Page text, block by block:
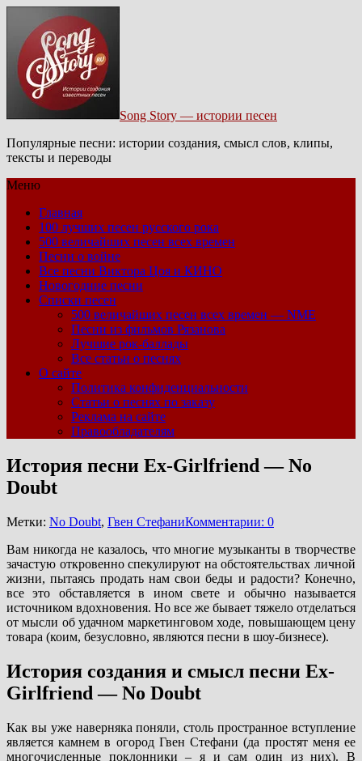
Song Story — истории песен
Популярные песни: истории создания, смысл слов, клипы,
тексты и переводы
Меню
Главная
100 лучших песен русского рока
500 величайших песен всех времен
Песни о войне
Все песни Виктора Цоя и КИНО
Новогодние песни
Списки песен
500 величайших песен всех времен — NME
Песни из фильмов Рязанова
Лучшие рок-баллады
Все статьи о песнях
О сайте
Политика конфиденциальности
Статьи о песнях по заказу
Реклама на сайте
Правообладателям
История песни Ex-Girlfriend — No
Doubt
Метки: No Doubt, Гвен СтефаниКомментарии: 0
Вам никогда не казалось, что многие музыканты в творчестве
зачастую откровенно спекулируют на обстоятельствах личной
жизни, пытаясь продать нам свои беды и радости? Конечно,
все это обставляется в ином свете и обычно называется
источником вдохновения. Но все же бывает тяжело отделаться
от мысли об удачном маркетинговом ходе, повышающем цену
товара (коим, безусловно, являются песни в шоу-бизнесе).
История создания и смысл песни Ex-
Girlfriend — No Doubt
Как вы уже наверняка поняли, столь пространное вступление
является камнем в огород Гвен Стефани (да простят меня ее
многочисленные поклонники – я и сам один из них). В